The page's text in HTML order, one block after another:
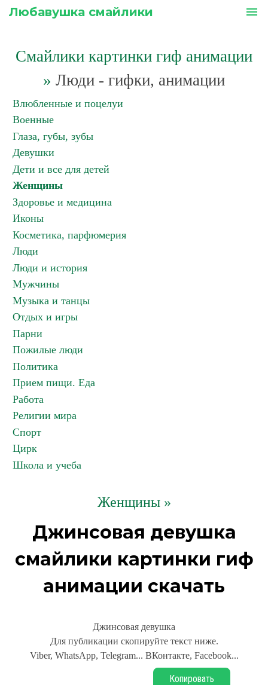
Любавушка смайлики menu
Смайлики картинки гиф анимации
» Люди - гифки, анимации
Влюбленные и поцелуи
Военные
Глаза, губы, зубы
Девушки
Дети и все для детей
Женщины
Здоровье и медицина
Иконы
Косметика, парфюмерия
Люди
Люди и история
Мужчины
Музыка и танцы
Отдых и игры
Парни
Пожилые люди
Политика
Прием пищи. Еда
Работа
Религии мира
Спорт
Цирк
Школа и учеба
Женщины »
Джинсовая девушка
смайлики картинки гиф
анимации скачать
Джинсовая девушка
Для публикации скопируйте текст ниже.
Viber, WhatsApp, Telegram... ВКонтакте, Facebook...
Копировать